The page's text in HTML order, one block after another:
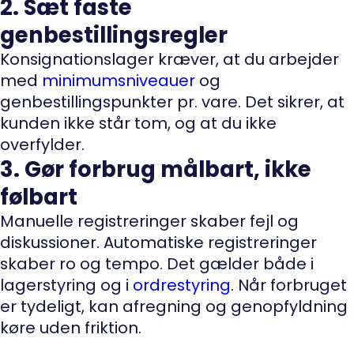
2. Sæt faste
genbestillingsregler
Konsignationslager kræver, at du arbejder
med minimumsniveauer og
genbestillingspunkter pr. vare. Det sikrer, at
kunden ikke står tom, og at du ikke
overfylder.
3. Gør forbrug målbart, ikke
følbart
Manuelle registreringer skaber fejl og
diskussioner. Automatiske registreringer
skaber ro og tempo. Det gælder både i
lagerstyring og i ordrestyring. Når forbruget
er tydeligt, kan afregning og genopfyldning
køre uden friktion.